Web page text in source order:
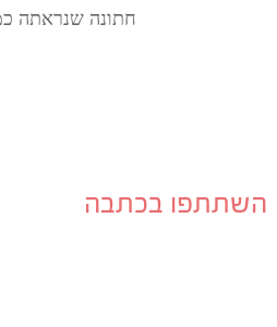
חתונה שנראתה
השתתפו בכתבה